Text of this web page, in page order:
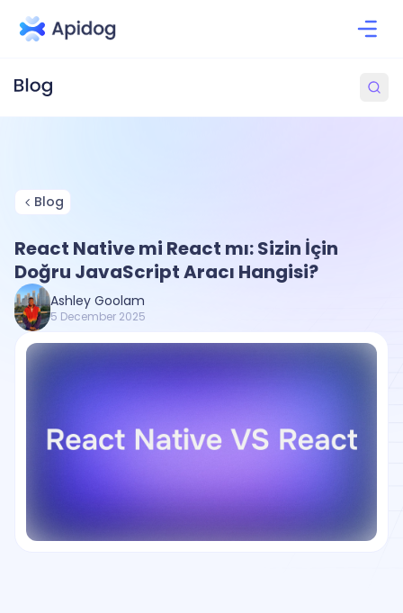
Blog
React Native mi React mı: Sizin İçin
Doğru JavaScript Aracı Hangisi?
Ashley Goolam
5 December 2025